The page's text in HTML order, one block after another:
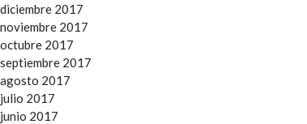
diciembre 2017
noviembre 2017
octubre 2017
septiembre 2017
agosto 2017
julio 2017
junio 2017